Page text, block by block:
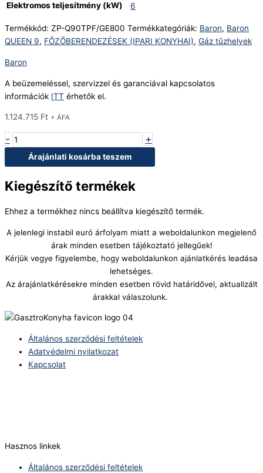
Elektromos teljesítmény (kW) 6
Termékkód: ZP-Q90TPF/GE800 Termékkategóriák: Baron, Baron
QUEEN 9, FŐZŐBERENDEZÉSEK (IPARI KONYHAI), Gáz tűzhelyek
Baron
A beüzemeléssel, szervizzel és garanciával kapcsolatos
információk ITT érhetők el.
1.124.715 Ft + ÁFA
- +
Árajánlati kosárba teszem
Kiegészítő termékek
Ehhez a termékhez nincs beállítva kiegészítő termék.
A jelenlegi instabil euró árfolyam miatt a weboldalunkon megjelenő
árak minden esetben tájékoztató jellegűek!
Kérjük vegye figyelembe, hogy weboldalunkon ajánlatkérés leadása
lehetséges.
Az árajánlatkérésekre minden esetben rövid határidővel, aktualizált
árakkal válaszolunk.
Általános szerződési feltételek
Adatvédelmi nyilatkozat
Kapcsolat
Hasznos linkek
Általános szerződési feltételek